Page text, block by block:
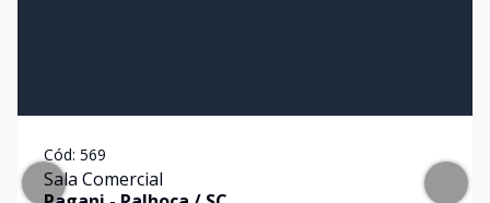
Cód: 569
Sala Comercial